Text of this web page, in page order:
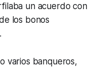
un acuerdo con
los bonos
varios banqueros,